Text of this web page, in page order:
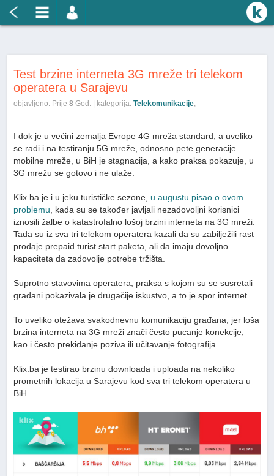
Test brzine interneta 3G mreže tri telekom
operatera u Sarajevu
objavljeno: Prije8 God. | kategorija:Telekomunikacije,
I dok je u većini zemalja Evrope 4G mreža standard, a uveliko
se radi i na testiranju 5G mreže, odnosno pete generacije
mobilne mreže, u BiH je stagnacija, a kako praksa pokazuje, u
3G mrežu se gotovo i ne ulaže.
Klix.ba je i u jeku turističke sezone, u augustu pisao o ovom
problemu , kada su se također javljali nezadovoljni korisnici
iznosili žalbe o katastrofalno lošoj brzini interneta na 3G mreži.
Tada su iz sva tri telekom operatera kazali da su zabilježili rast
prodaje prepaid turist start paketa, ali da imaju dovoljno
kapaciteta da zadovolje potrebe tržišta.
Suprotno stavovima operatera, praksa s kojom su se susretali
građani pokazivala je drugačije iskustvo, a to je spor internet.
To uveliko otežava svakodnevnu komunikaciju građana, jer loša
brzina interneta na 3G mreži znači često pucanje konekcije,
kao i često prekidanje poziva ili učitavanje fotografija.
Klix.ba je testirao brzinu downloada i uploada na nekoliko
prometnih lokacija u Sarajevu kod sva tri telekom operatera u
BiH.